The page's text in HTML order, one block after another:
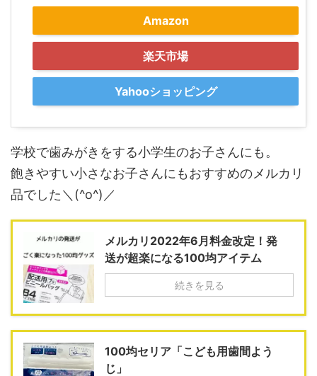
Amazon
楽天市場
Yahooショッピング
学校で歯みがきをする小学生のお子さんにも。
飽きやすい小さなお子さんにもおすすめのメルカリ
品でした＼(^o^)／
メルカリ2022年6月料金改定！発
送が超楽になる100均アイテム
続きを見る
100均セリア「こども用歯間よう
じ」